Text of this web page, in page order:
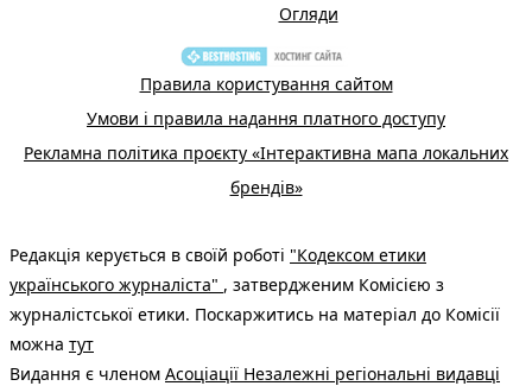
Огляди
Правила користування сайтом
Умови і правила надання платного доступу
Рекламна політика проєкту «Інтерактивна мапа локальних
брендів»
Редакція керується в своїй роботі "Кодексом етики
українського журналіста" , затвердженим Комісією з
журналістської етики. Поскаржитись на матеріал до Комісії
можна тут
Видання є членом Асоціації Незалежні регіональні видавці